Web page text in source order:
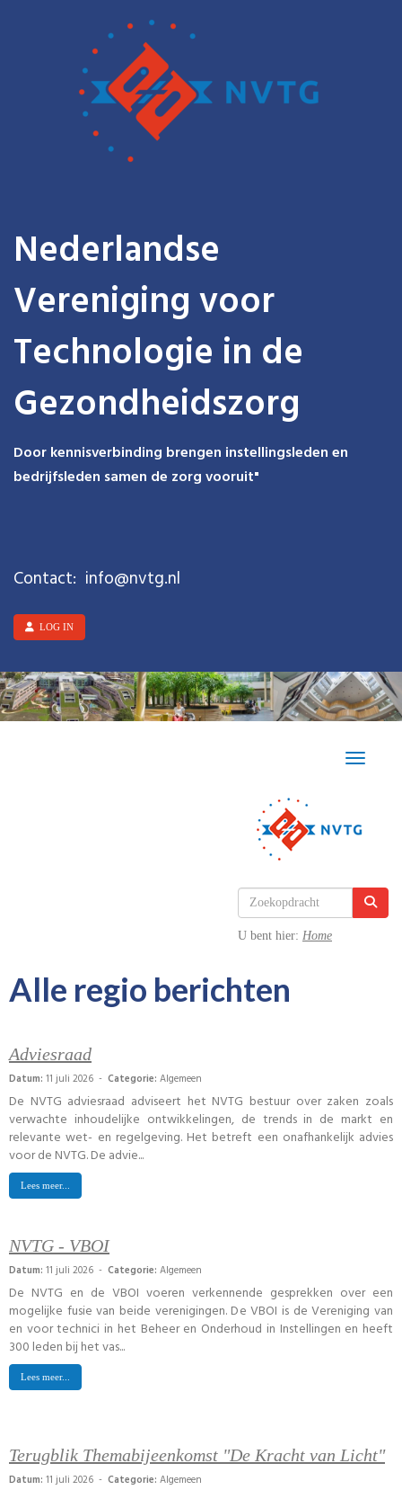
Nederlandse
Vereniging voor
Technologie in de
Gezondheidszorg
Door kennisverbinding brengen instellingsleden en
bedrijfsleden samen de zorg vooruit"
Contact: ofni@nvtg.nl
LOG IN
Toggle
U bent hier: Home
Alle regio berichten
Adviesraad
Datum: 11 juli 2026 - Categorie: Algemeen
De NVTG adviesraad adviseert het NVTG bestuur over zaken zoals
verwachte inhoudelijke ontwikkelingen, de trends in de markt en
relevante wet- en regelgeving. Het betreft een onafhankelijk advies
voor de NVTG. De advie...
Lees meer...
NVTG - VBOI
Datum: 11 juli 2026 - Categorie: Algemeen
De NVTG en de VBOI voeren verkennende gesprekken over een
mogelijke fusie van beide verenigingen. De VBOI is de Vereniging van
en voor technici in het Beheer en Onderhoud in Instellingen en heeft
300 leden bij het vas...
Lees meer...
Terugblik Themabijeenkomst "De Kracht van Licht"
Datum: 11 juli 2026 - Categorie: Algemeen